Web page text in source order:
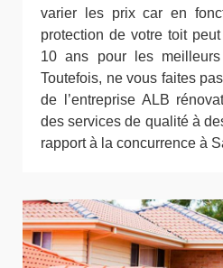
varier les prix car en
protection de votre toit
10 ans pour les meilleurs
Toutefois, ne vous faites
de l’entreprise ALB
des services de qualité à
rapport à la concurrence à